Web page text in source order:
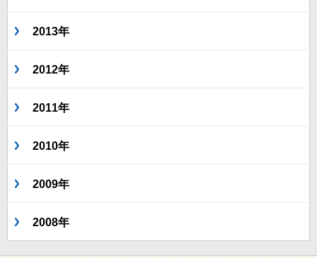
2013年
2012年
2011年
2010年
2009年
2008年